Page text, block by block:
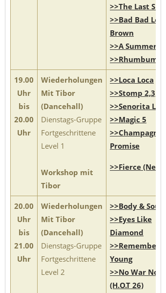
>>The Last
>>Bad Bad Lorey
Brown
>>A Summer
19.00
Uhr
bis
20.00
Uhr
Wiederholungen
Mit Tibor
(Dancehall)
Dienstags-Gruppe
Fortgeschrittene
Level 1
Workshop mit
Tibor
>>Loca Loca
>>Stomp 2,3,4
>>Senorita La-
>>Magic 5
>>Champagne
Promise
>>Fierce (New)
20.00
Uhr
bis
21.00
Uhr
Wiederholungen
Mit Tibor
(Dancehall)
Dienstags-Gruppe
Fortgeschrittene
Level 2
>>Body & Soul
>>Eyes Like
Diamond
>>Remember
Young
>>No War No
(H.O.T 26)